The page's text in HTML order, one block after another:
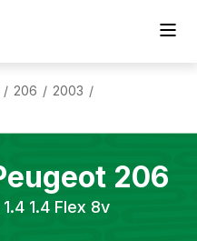
/ 206 / 2003 /
206
1.4 Flex 8v